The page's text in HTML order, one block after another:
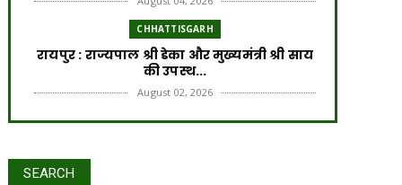
CHHATTISGARH
रायपुर : राज्यपाल श्री डेका और मुख्यमंत्री श्री साय
की उपस्थ...
August 02, 2026
CHHATTISGARH
SEARCH